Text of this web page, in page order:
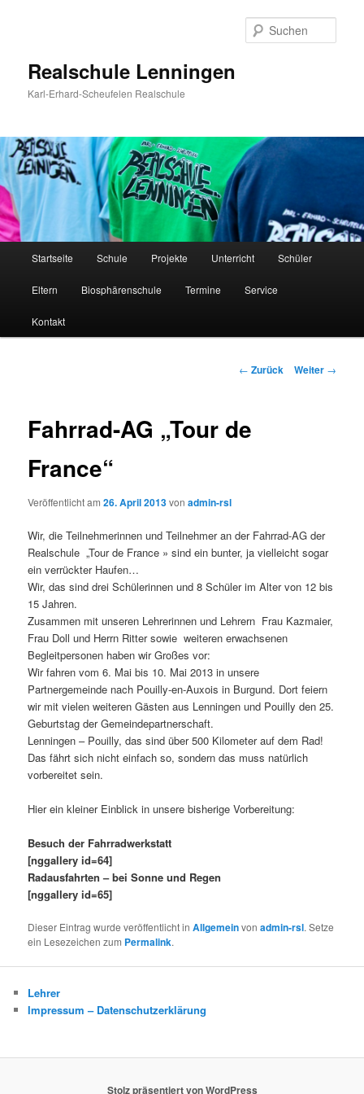
Realschule Lenningen
Karl-Erhard-Scheufelen Realschule
Startseite Schule Projekte Unterricht Schüler
Eltern Biosphärenschule Termine Service
Kontakt
Beitrags-
← Zurück Weiter →
Fahrrad-AG „Tour de
France“
Veröffentlicht am26. April 2013vonadmin-rsl
Wir, die Teilnehmerinnen und Teilnehmer an der Fahrrad-AG der
Realschule „Tour de France » sind ein bunter, ja vielleicht sogar
ein verrückter Haufen…
Wir, das sind drei Schülerinnen und 8 Schüler im Alter von 12 bis
15 Jahren.
Zusammen mit unseren Lehrerinnen und Lehrern Frau Kazmaier,
Frau Doll und Herrn Ritter sowie weiteren erwachsenen
Begleitpersonen haben wir Großes vor:
Wir fahren vom 6. Mai bis 10. Mai 2013 in unsere
Partnergemeinde nach Pouilly-en-Auxois in Burgund. Dort feiern
wir mit vielen weiteren Gästen aus Lenningen und Pouilly den 25.
Geburtstag der Gemeindepartnerschaft.
Lenningen – Pouilly, das sind über 500 Kilometer auf dem Rad!
Das fährt sich nicht einfach so, sondern das muss natürlich
vorbereitet sein.
Hier ein kleiner Einblick in unsere bisherige Vorbereitung:
Besuch der Fahrradwerkstatt
[nggallery id=64]
Radausfahrten – bei Sonne und Regen
[nggallery id=65]
Dieser Eintrag wurde veröffentlicht inAllgemeinvonadmin-rsl. Setze
ein Lesezeichen zum Permalink.
Lehrer
Impressum – Datenschutzerklärung
Stolz präsentiert von WordPress